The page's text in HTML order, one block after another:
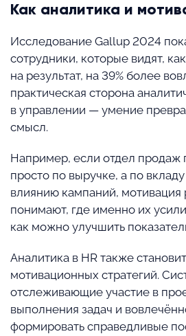
Как аналитика и
Исследование Gallup 2024
сотрудники, которые видят,
на результат, на 39% более
практическая сторона
в управлении — умение
смысл.
Например, если отдел продаж
просто по выручке, а по
влиянию кампаний, мотивация
понимают, где именно их
как можно улучшить
Аналитика в HR также
мотивационных стратегий.
отслеживающие участие в
выполнения задач и
формировать справедливые